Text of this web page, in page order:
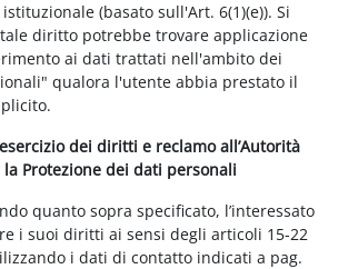
(basato sull'Art. 6(1)(e)). Si
diritto potrebbe trovare applicazione
ai dati trattati nell'ambito dei
qualora l'utente abbia prestato il
dei diritti e reclamo all’Autorità
Protezione dei dati personali
quanto sopra specificato, l’interessato
i suoi diritti ai sensi degli articoli 15-22
i dati di contatto indicati a pag.